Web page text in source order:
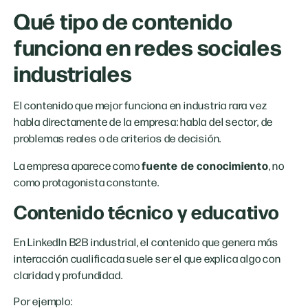
Qué tipo de contenido
funciona en redes sociales
industriales
El contenido que mejor funciona en industria rara vez
habla directamente de la empresa: habla del sector, de
problemas reales o de criterios de decisión.
La empresa aparece comofuente de conocimiento, no
como protagonista constante.
Contenido técnico y educativo
En LinkedIn B2B industrial, el contenido que genera más
interacción cualificada suele ser el que explica algo con
claridad y profundidad.
Por ejemplo: